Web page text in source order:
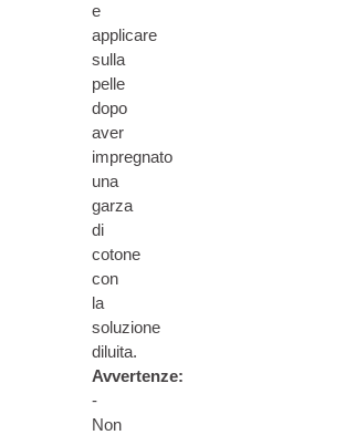
e
applicare
sulla
pelle
dopo
aver
impregnato
una
garza
di
cotone
con
la
soluzione
diluita.
Avvertenze:
-
Non